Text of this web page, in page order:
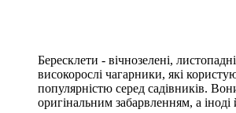
Бересклети - вічнозелені,
високорослі чагарники, які
популярністю серед садівників.
оригінальним забарвленням, а